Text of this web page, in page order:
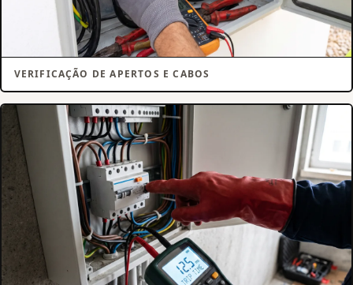
VERIFICAÇÃO DE APERTOS E CABOS